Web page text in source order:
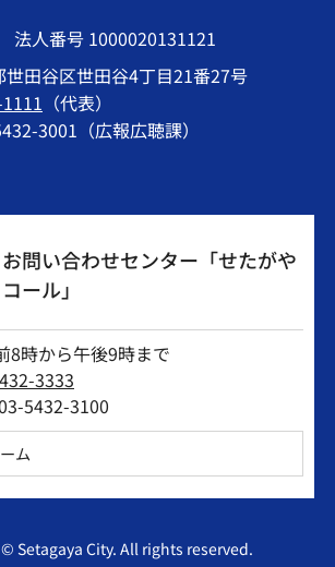
法人番号 1000020131121
田谷区世田谷4丁目21番27号
（代表）
3001（広報広聴課）
お問い合わせセンター「せたがや
コール」
時から午後9時まで
3333
5432-3100
ム
Setagaya City. All rights reserved.